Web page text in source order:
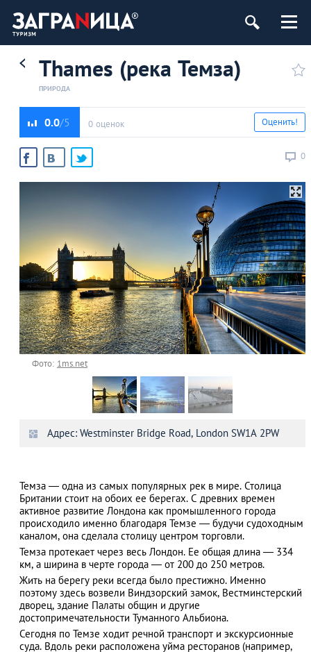
Thames (река Темза)
ПРИРОДА
0.0 0 оценок
0
Оценить!
Фото: 1ms.net
Адрес: Westminster Bridge Rоаd, London SW1A 2PW
Темза ― одна из самых популярных рек в мире. Столица
Британии стоит на обоих ее берегах. С древних времен
активное развитие Лондона как промышленного города
происходило именно благодаря Темзе ― будучи судоходным
каналом, она сделала столицу центром торговли.
Темза протекает через весь Лондон. Ее общая длина ― 334
км, а ширина в черте города ― от 200 до 250 метров.
Жить на берегу реки всегда было престижно. Именно
поэтому здесь возвели Виндзорский замок, Вестминстерский
дворец, здание Палаты общин и другие
достопримечательности Туманного Альбиона.
Сегодня по Темзе ходит речной транспорт и экскурсионные
суда. Вдоль реки расположена уйма ресторанов (например,